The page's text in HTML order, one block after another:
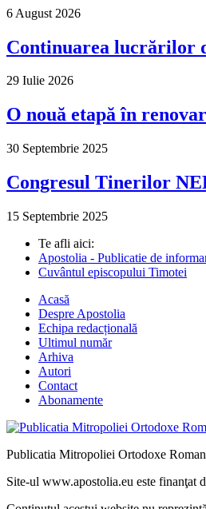
6 August 2026
Continuarea lucrărilor
29 Iulie 2026
O nouă etapă în
30 Septembrie 2025
Congresul Tinerilor
15 Septembrie 2025
Te afli aici:
Apostolia - Publicatie de
Cuvântul episcopului Timotei
Acasă
Despre Apostolia
Echipa redacțională
Ultimul număr
Arhiva
Autori
Contact
Abonamente
Publicatia Mitropoliei Ortodoxe
Site-ul www.apostolia.eu este